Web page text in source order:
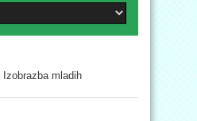
Izobrazba mladih